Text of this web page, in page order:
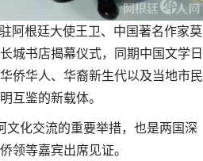
阿根廷大使王卫、中国著名作家莫
城书店揭幕仪式，同期中国文学日
侨华人、华裔新生代以及当地市民
互鉴的新载体。
化交流的重要举措，也是两国深
领等嘉宾出席见证。